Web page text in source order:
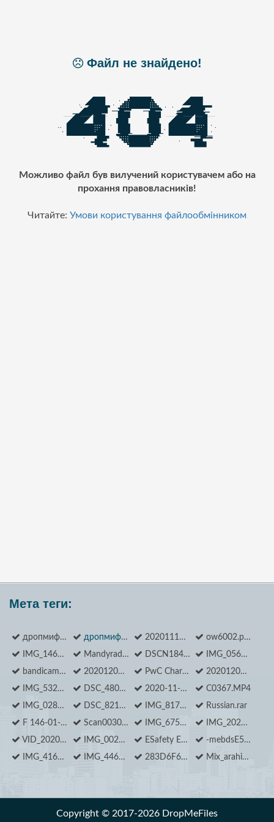
Файл не знайдено!
Можливо файл був вилучений користувачем або на
прохання правовласників!
Читайте: Умови користування файлообмінником
Мета теги:
дропмифилес дропмифилес 20201118173242_1.jpg
ow6002.pdf
IMG_1468.JPG
Mandyradzhy Ilona_ Outer Space 3.jpg DSCN1840.JPG
IMG_0569.JPG
bandicam 2020-11-30 17-58-09-619.jpg
20201204_122226.jpg PwC Charity_DSC09506.jpg
20201207_154901.jpg
IMG_5324.MOV
DSC_4800.JPG 2020-11-12 18.18.42 IMG_0955.MOV
C0367.MP4
IMG_0285.MOV
DSC_8214.JPG IMG_8171.jpg
Russian.rar
F 146-01-2405 0573.jpg
Scan0030.pdf IMG_6750.MOV
IMG_20201104_182719.jpg
VID_20201107_180713.mp4
IMG_0022.JPG ESafety Equipment.htm
-mebdsE5JpE.jpg
IMG_4160.jpg
IMG_4466.JPG 283D6F69-7BBF-4B02-B0BB-A0450F6AB1E9.jpeg Mix_arahis.png
Copyright © 2017-2026 DropMeFiles